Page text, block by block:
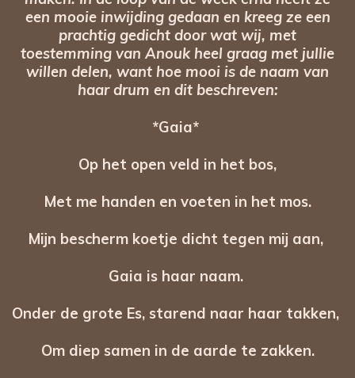
een mooie inwijding gedaan en kreeg ze een
prachtig gedicht door wat wij, met
toestemming van Anouk heel graag met jullie
willen delen, want hoe mooi is de naam van
haar drum en dit beschreven:
*Gaia*
Op het open veld in het bos,
Met me handen en voeten in het mos.
Mijn bescherm koetje dicht tegen mij aan,
Gaia is haar naam.
Onder de grote Es, starend naar haar takken,
Om diep samen in de aarde te zakken.